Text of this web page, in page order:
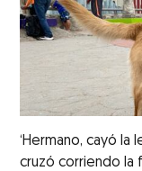
‘Hermano, cayó la
cruzó corriendo la